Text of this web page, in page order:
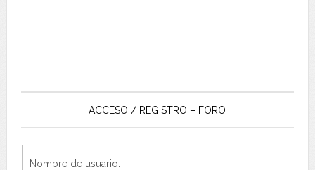
ACCESO / REGISTRO – FORO
Nombre de usuario: